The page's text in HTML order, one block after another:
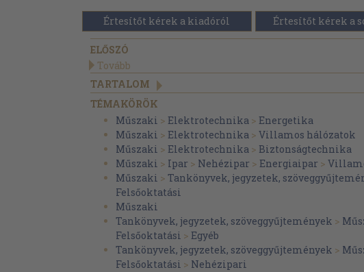
Értesítőt kérek a kiadóról Értesítőt kérek a
ELŐSZÓ
Tovább
TARTALOM
TÉMAKÖRÖK
Műszaki > Elektrotechnika > Energetika
Műszaki > Elektrotechnika > Villamos hálózatok
Műszaki > Elektrotechnika > Biztonságtechnika
Műszaki > Ipar > Nehézipar > Energiaipar >
Műszaki > Tankönyvek, jegyzetek,
Felsőoktatási
Műszaki
Tankönyvek, jegyzetek, szöveggyűjtemények >
Felsőoktatási > Egyéb
Tankönyvek, jegyzetek, szöveggyűjtemények >
Felsőoktatási > Nehézipari